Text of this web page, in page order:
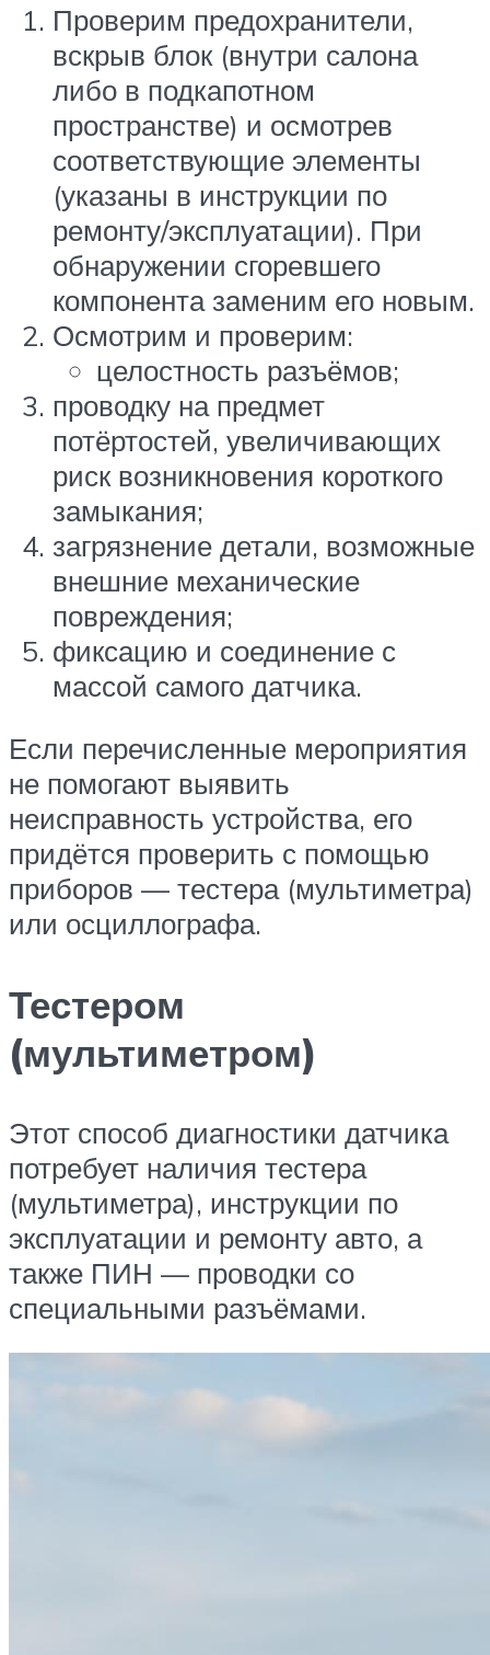
Проверим предохранители,
вскрыв блок (внутри салона
либо в подкапотном
пространстве) и осмотрев
соответствующие элементы
(указаны в инструкции по
ремонту/эксплуатации). При
обнаружении сгоревшего
компонента заменим его новым.
Осмотрим и проверим:
целостность разъёмов;
проводку на предмет
потёртостей, увеличивающих
риск возникновения короткого
замыкания;
загрязнение детали, возможные
внешние механические
повреждения;
фиксацию и соединение с
массой самого датчика.
Если перечисленные мероприятия
не помогают выявить
неисправность устройства, его
придётся проверить с помощью
приборов — тестера (мультиметра)
или осциллографа.
Тестером
(мультиметром)
Этот способ диагностики датчика
потребует наличия тестера
(мультиметра), инструкции по
эксплуатации и ремонту авто, а
также ПИН — проводки со
специальными разъёмами.